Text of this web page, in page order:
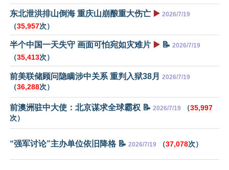
东北泄洪排山倒海 重庆山崩酿重大伤亡 ▶️ 2026/7/19
（35,957次）
半个中国一天失守 画面可怕宛如灾难片 ▶️ 📝 2026/7/19
（35,413次）
前美联储顾问隐瞒涉中关系 重判入狱38月 2026/7/19
（36,288次）
前澳洲驻中大使：北京谋求全球霸权 📝 2026/7/19 （35,997
次）
“强军讨论”主办单位依旧降格 📝 2026/7/19 （37,078次）